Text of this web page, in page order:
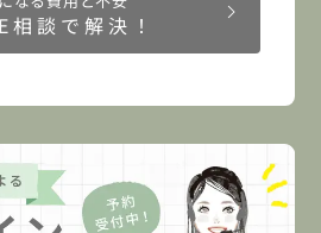
談で解決！